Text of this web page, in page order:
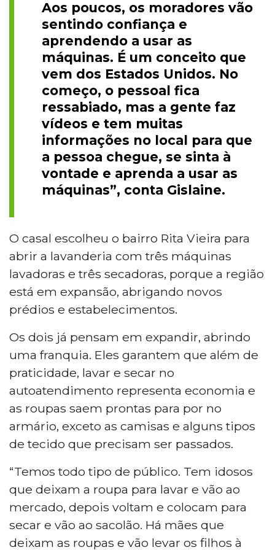
Aos poucos, os moradores vão
sentindo confiança e
aprendendo a usar as
máquinas. É um conceito que
vem dos Estados Unidos. No
começo, o pessoal fica
ressabiado, mas a gente faz
vídeos e tem muitas
informações no local para que
a pessoa chegue, se sinta à
vontade e aprenda a usar as
máquinas”, conta Gislaine.
O casal escolheu o bairro Rita Vieira para
abrir a lavanderia com três máquinas
lavadoras e três secadoras, porque a região
está em expansão, abrigando novos
prédios e estabelecimentos.
Os dois já pensam em expandir, abrindo
uma franquia. Eles garantem que além de
praticidade, lavar e secar no
autoatendimento representa economia e
as roupas saem prontas para por no
armário, exceto as camisas e alguns tipos
de tecido que precisam ser passados.
“Temos todo tipo de público. Tem idosos
que deixam a roupa para lavar e vão ao
mercado, depois voltam e colocam para
secar e vão ao sacolão. Há mães que
deixam as roupas e vão levar os filhos à